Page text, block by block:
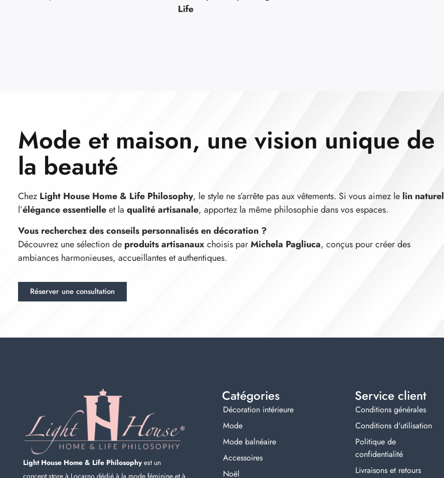
Life
Mode et maison, une vision unique de
la beauté
Chez Light House Home & Life Philosophy, le style ne s’arrête pas aux vêtements. Si vous aimez le lin naturel
l’élégance essentielleet la qualité artisanale, apportez la même philosophie dans vos espaces.
Vous recherchez des conseils personnalisés en décoration ?
Découvrez une sélection de produits artisanauxchoisis parMichela Pagliuca, conçus pour créer des
ambiances harmonieuses, accueillantes et authentiques.
Réserver une consultation
Light House Home & Life Philosophyest un
concept store à Locarno dédié à la mode féminine et à
Catégories
Décoration intérieure
Mode
Mode balnéaire
Accessoires
Noël
Service client
Conditions générales
Conditions d'utilisation
Politique de
confidentialité
Livraisons et retours